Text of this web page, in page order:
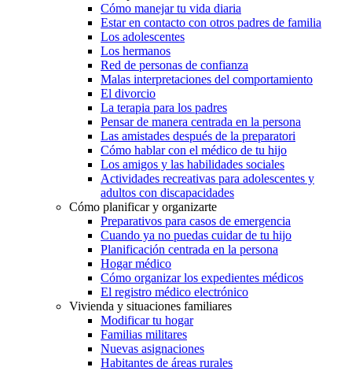
Cómo manejar tu vida diaria
Estar en contacto con otros padres de familia
Los adolescentes
Los hermanos
Red de personas de confianza
Malas interpretaciones del comportamiento
El divorcio
La terapia para los padres
Pensar de manera centrada en la persona
Las amistades después de la preparatori
Cómo hablar con el médico de tu hijo
Los amigos y las habilidades sociales
Actividades recreativas para adolescentes y
adultos con discapacidades
Cómo planificar y organizarte
Preparativos para casos de emergencia
Cuando ya no puedas cuidar de tu hijo
Planificación centrada en la persona
Hogar médico
Cómo organizar los expedientes médicos
El registro médico electrónico
Vivienda y situaciones familiares
Modificar tu hogar
Familias militares
Nuevas asignaciones
Habitantes de áreas rurales